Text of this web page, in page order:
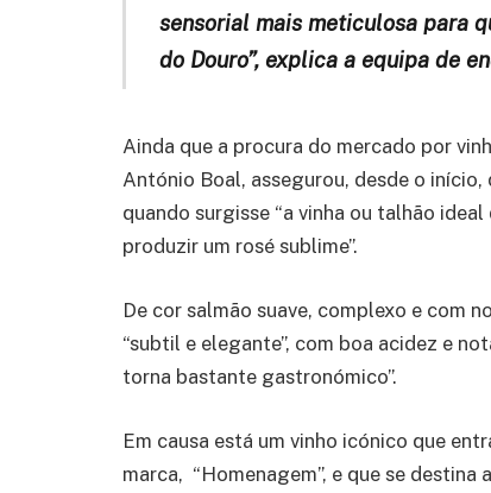
sensorial mais meticulosa para
do Douro”, explica a equipa de
Ainda que a procura do mercado por
António Boal, assegurou, desde o
quando surgisse “a vinha ou talhão
produzir um rosé sublime”.
De cor salmão suave, complexo e com
“subtil e elegante”, com boa acidez e
torna bastante gastronómico”.
Em causa está um vinho icónico que
marca, “Homenagem”, e que se